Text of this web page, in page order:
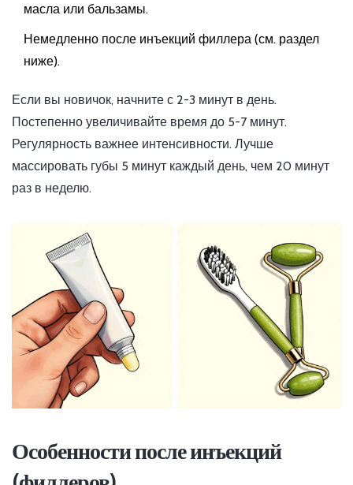
масла или бальзамы.
Немедленно после инъекций филлера (см. раздел
ниже).
Если вы новичок, начните с 2-3 минут в день.
Постепенно увеличивайте время до 5-7 минут.
Регулярность важнее интенсивности. Лучше
массировать губы 5 минут каждый день, чем 20 минут
раз в неделю.
Особенности после инъекций